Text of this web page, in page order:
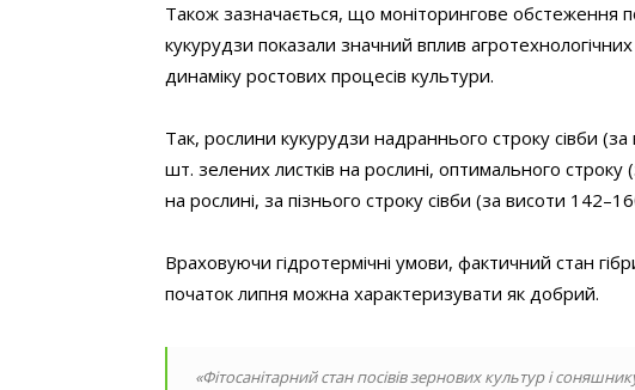
Також зазначається, що моніторингове обстеження
кукурудзи показали значний вплив
динаміку ростових процесів культури.
Так, рослини кукурудзи надраннього строку сівби
шт. зелених листків на рослині, оптимального
на рослині, за пізнього строку сівби (за висоти
Враховуючи гідротермічні умови, фактичний стан
початок липня можна характеризувати як добрий.
«Фітосанітарний стан посівів зернових культур і